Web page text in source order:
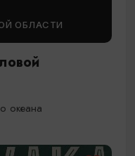
ОБЛАСТИ
океана